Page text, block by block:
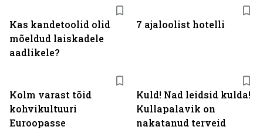
Kas kandetoolid olid
mõeldud laiskadele
aadlikele?
7 ajaloolist hotelli
Kolm varast tõid
kohvikultuuri
Euroopasse
Kuld! Nad leidsid kulda!
Kullapalavik on
nakatanud terveid